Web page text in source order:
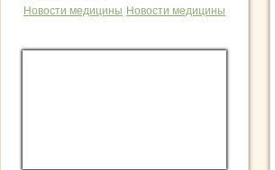
Новости медицины Новости медицины